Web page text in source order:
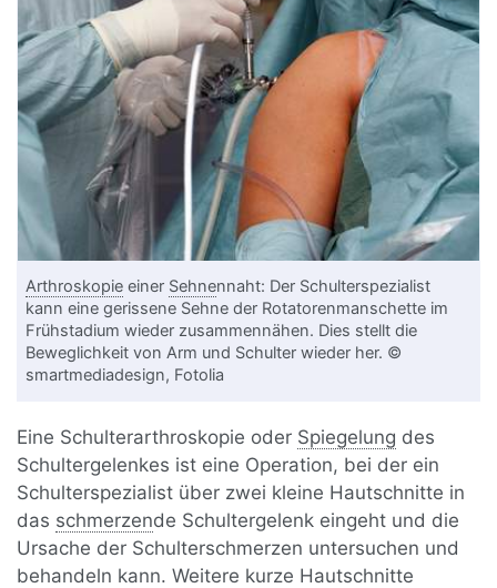
Arthroskopie einer Sehnennaht: Der Schulterspezialist
kann eine gerissene Sehne der Rotatorenmanschette im
Frühstadium wieder zusammennähen. Dies stellt die
Beweglichkeit von Arm und Schulter wieder her. ©
smartmediadesign, Fotolia
Eine Schulterarthroskopie oder Spiegelung des
Schultergelenkes ist eine Operation, bei der ein
Schulterspezialist über zwei kleine Hautschnitte in
das schmerzende Schultergelenk eingeht und die
Ursache der Schulterschmerzen untersuchen und
behandeln kann. Weitere kurze Hautschnitte